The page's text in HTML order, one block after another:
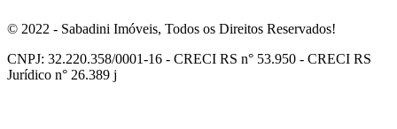
© 2022 - Sabadini Imóveis, Todos os Direitos Reservados!
CNPJ: 32.220.358/0001-16 - CRECI RS n° 53.950 - CRECI RS
Jurídico n° 26.389 j